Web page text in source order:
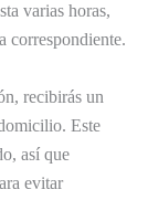
varias horas,
correspondiente.
recibirás un
Este
así que
evitar